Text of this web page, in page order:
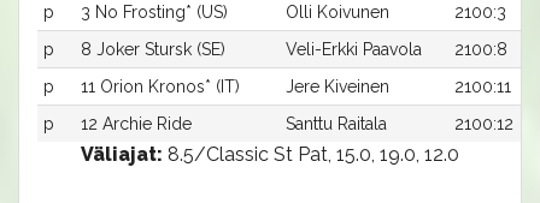
p
3 No Frosting* (US) Olli Koivunen
2100:3
p
8 Joker Stursk (SE) Veli-Erkki Paavola
2100:8
p
11 Orion Kronos* (IT) Jere Kiveinen
2100:11
p
12 Archie Ride Santtu Raitala 2100:12
Väliajat: 8.5/Classic St Pat, 15.0, 19.0, 12.0